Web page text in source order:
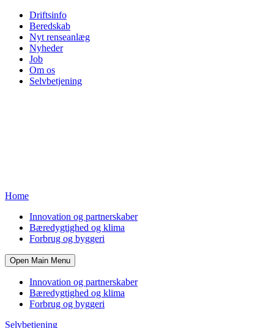
Driftsinfo
Beredskab
Nyt renseanlæg
Nyheder
Job
Om os
Selvbetjening
Home
Innovation og partnerskaber
Bæredygtighed og klima
Forbrug og byggeri
Open Main Menu
Innovation og partnerskaber
Bæredygtighed og klima
Forbrug og byggeri
Selvbetjening